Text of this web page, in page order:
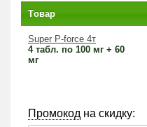
Tовар
Super P-force 4т
4 табл. по 100 мг + 60
мг
Промокод на скидку: